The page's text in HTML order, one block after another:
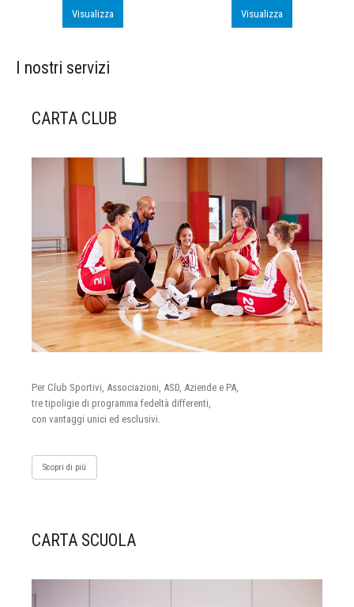
Visualizza Visualizza
I nostri servizi
CARTA CLUB
Per Club Sportivi, Associazioni, ASD, Aziende e PA,
tre tipoligie di programma fedeltà differenti,
con vantaggi unici ed esclusivi.
Scopri di più
CARTA SCUOLA